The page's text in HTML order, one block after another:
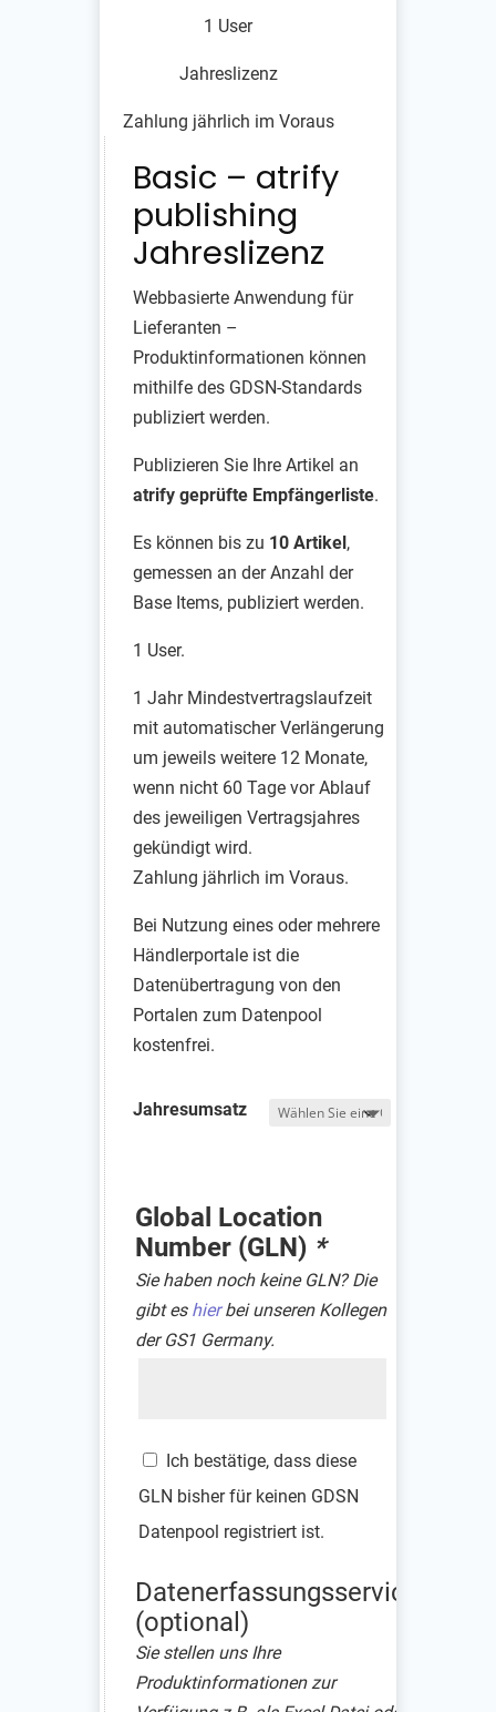
1 User
Jahreslizenz
Zahlung jährlich im Voraus
Basic – atrify
publishing
Jahreslizenz
Webbasierte Anwendung für
Lieferanten –
Produktinformationen können
mithilfe des GDSN-Standards
publiziert werden.
Publizieren Sie Ihre Artikel an
atrify geprüfte Empfängerliste.
Es können bis zu 10 Artikel ,
gemessen an der Anzahl der
Base Items, publiziert werden.
1 User.
1 Jahr Mindestvertragslaufzeit
mit automatischer Verlängerung
um jeweils weitere 12 Monate,
wenn nicht 60 Tage vor Ablauf
des jeweiligen Vertragsjahres
gekündigt wird.
Zahlung jährlich im Voraus.
Bei Nutzung eines oder mehrere
Händlerportale ist die
Datenübertragung von den
Portalen zum Datenpool
kostenfrei.
Jahresumsatz
Global Location
Number (GLN) *
Sie haben noch keine GLN? Die
gibt es hierbei unseren Kollegen
der GS1 Germany.
GLNIch bestätige, dass diese
GLN bisher für keinen GDSN
Datenpool registriert ist.
Datenerfassungsservice
(optional)
Sie stellen uns Ihre
Produktinformationen zur